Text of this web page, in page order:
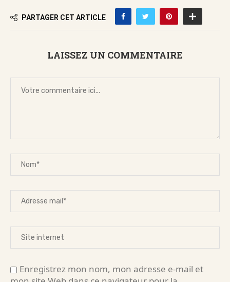
PARTAGER CET ARTICLE
LAISSEZ UN COMMENTAIRE
Enregistrez mon nom, mon adresse e-mail et